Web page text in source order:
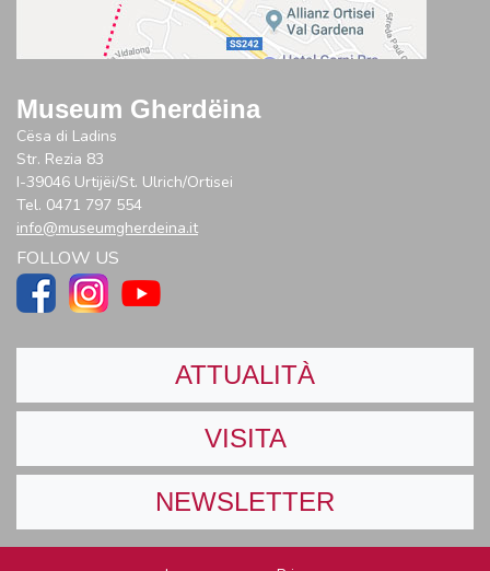
Museum Gherdëina
Cësa di Ladins
Str. Rezia 83
I-39046 Urtijëi/St. Ulrich/Ortisei
Tel. 0471 797 554
info@museumgherdeina.it
FOLLOW US
ATTUALITÀ
VISITA
NEWSLETTER